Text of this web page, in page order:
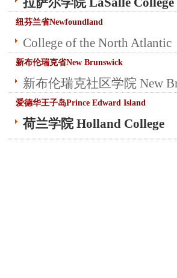
纽芬兰省Newfoundland
College of the North Atlantic
新布伦瑞克省New Brunswick
新布伦瑞克社区学院 New
爱德华王子岛Prince Edward Island
荷兰学院 Holland College